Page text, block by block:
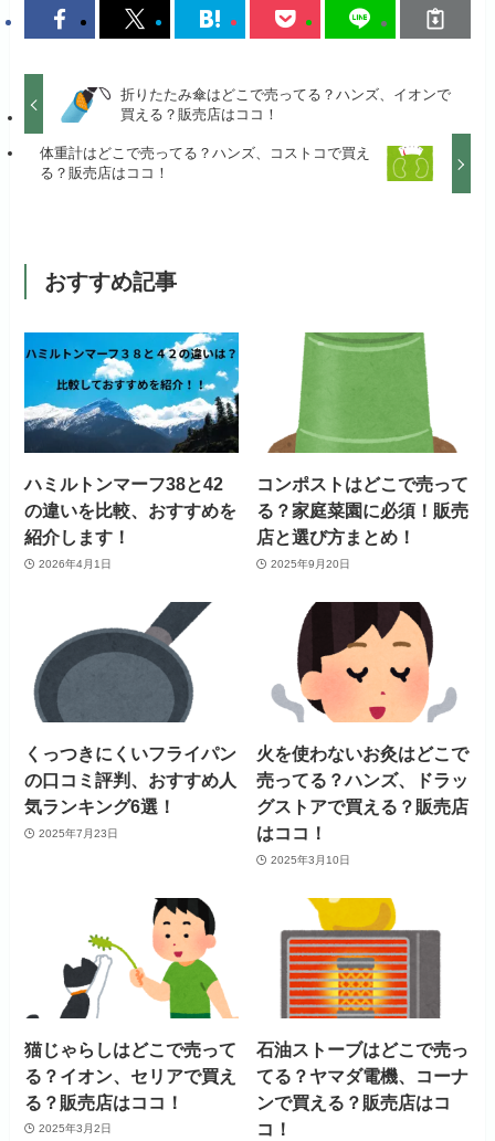
折りたたみ傘はどこで売ってる？ハンズ、イオンで
買える？販売店はココ！
体重計はどこで売ってる？ハンズ、コストコで買え
る？販売店はココ！
おすすめ記事
ハミルトンマーフ38と42
の違いを比較、おすすめを
紹介します！
2026年4月1日
コンポストはどこで売って
る？家庭菜園に必須！販売
店と選び方まとめ！
2025年9月20日
くっつきにくいフライパン
の口コミ評判、おすすめ人
気ランキング6選！
2025年7月23日
火を使わないお灸はどこで
売ってる？ハンズ、ドラッ
グストアで買える？販売店
はココ！
2025年3月10日
猫じゃらしはどこで売って
る？イオン、セリアで買え
る？販売店はココ！
2025年3月2日
石油ストーブはどこで売っ
てる？ヤマダ電機、コーナ
ンで買える？販売店はコ
コ！